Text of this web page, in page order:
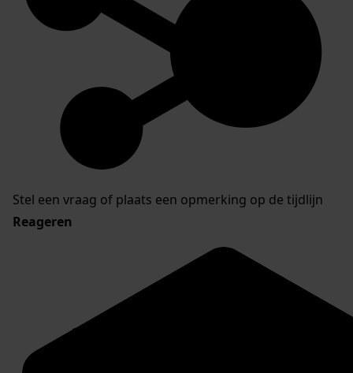
Stel een vraag of plaats een opmerking op de tijdlijn
Reageren